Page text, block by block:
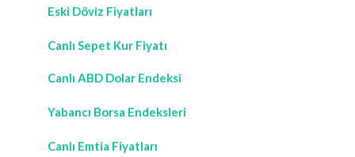
Eski Döviz Fiyatları
Canlı Sepet Kur Fiyatı
Canlı ABD Dolar Endeksi
Yabancı Borsa Endeksleri
Canlı Emtia Fiyatları